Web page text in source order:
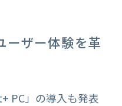
ーザー体験を革
PC」の導入も発表